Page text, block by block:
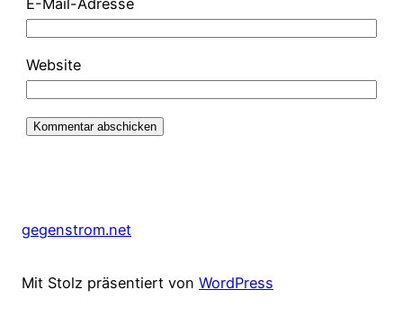
E-Mail-Adresse
Website
gegenstrom.net
Mit Stolz präsentiert von WordPress